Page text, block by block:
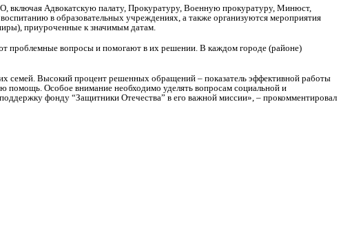
включая Адвокатскую палату, Прокуратуру, Военную прокуратуру, Минюст,
в образовательных учреждениях, а также организуются мероприятия
приуроченные к значимым датам.
проблемные вопросы и помогают в их решении. В каждом городе (районе)
семей. Высокий процент решенных обращений – показатель эффективной работы
помощь. Особое внимание необходимо уделять вопросам социальной и
фонду “Защитники Отечества” в его важной миссии», – прокомментировал